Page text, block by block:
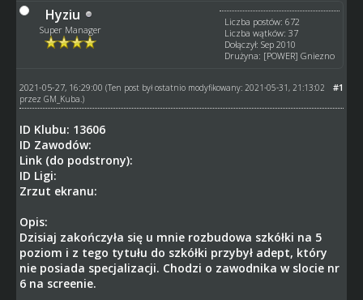
Hyziu
Super Manager
Liczba postów: 672
Liczba wątków: 37
Dołączył: Sep 2010
Drużyna: [POWER] Gniezno
#1
2021-05-27, 16:29:00 (Ten post był ostatnio modyfikowany: 2021-05-31, 21:13:02
przez GM_Kuba .)
ID Klubu: 13606
ID Zawodów:
Link (do podstrony):
ID Ligi:
Zrzut ekranu:
Opis:
Dzisiaj zakończyła się u mnie rozbudowa szkółki na 5
poziom i z tego tytułu do szkółki przybył adept, który
nie posiada specjalizacji. Chodzi o zawodnika w slocie nr
6 na screenie.